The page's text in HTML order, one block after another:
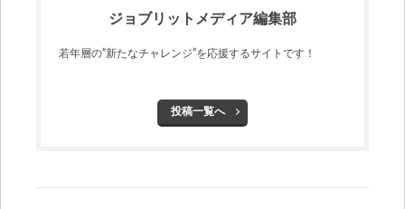
ジョブリットメディア編集部
若年層の“新たなチャレンジ”を応援するサイトです！
投稿一覧へ